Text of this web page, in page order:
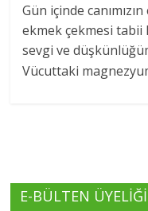
Gün içinde
ekmek çekmesi tabii
sevgi ve
Vücuttaki
E-BÜLTEN ÜYELİĞİ